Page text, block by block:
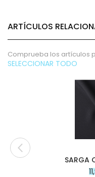
ARTÍCULOS
Comprueba los artículos
SELECCIONAR TODO
SARGA